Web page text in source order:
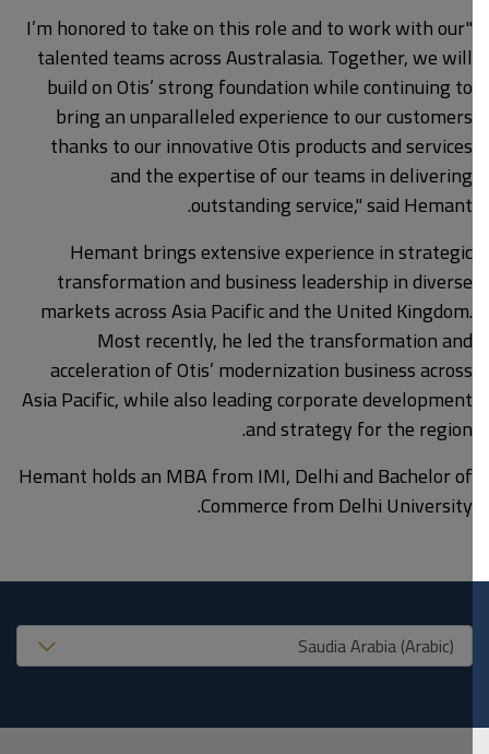
"I’m honored to take on this role and to work with our
talented teams across Australasia. Together, we will
build on Otis’ strong foundation while continuing to
bring an unparalleled experience to our customers
thanks to our innovative Otis products and services
and the expertise of our teams in delivering
outstanding service," said Hemant.
Hemant brings extensive experience in strategic
transformation and business leadership in diverse
markets across Asia Pacific and the United Kingdom.
Most recently, he led the transformation and
acceleration of Otis’ modernization business across
Asia Pacific, while also leading corporate development
and strategy for the region.
Hemant holds an MBA from IMI, Delhi and Bachelor of
Commerce from Delhi University.
United States (EN)